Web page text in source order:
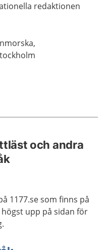
redaktionen
och andra
1177.se som finns på
upp på sidan för